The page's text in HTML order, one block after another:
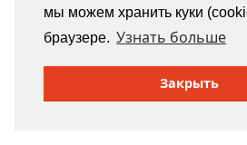
мы можем хранить куки
браузере. Узнать больше
Закрыть